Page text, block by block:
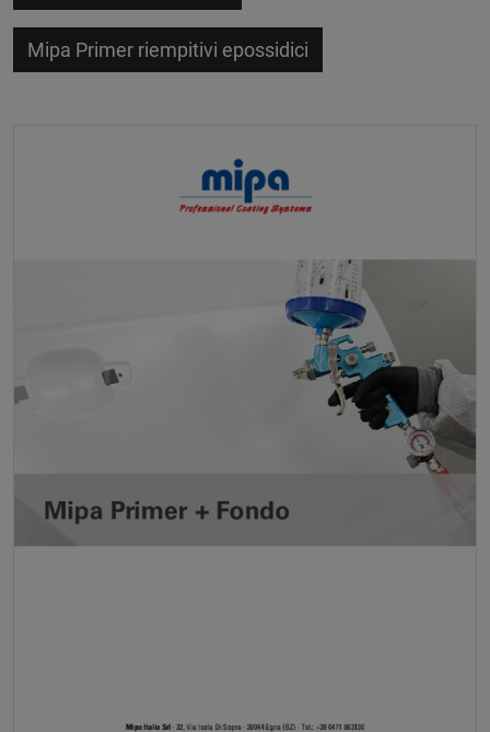
Mipa Primer riempitivi epossidici